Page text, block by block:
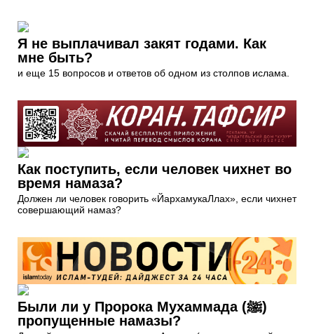
Я не выплачивал закят годами. Как
мне быть?
и еще 15 вопросов и ответов об одном из столпов ислама.
Как поступить, если человек чихнет во
время намаза?
Должен ли человек говорить «ЙархамукаЛлах», если чихнет
совершающий намаз?
Были ли у Пророка Мухаммада (ﷺ)
пропущенные намазы?